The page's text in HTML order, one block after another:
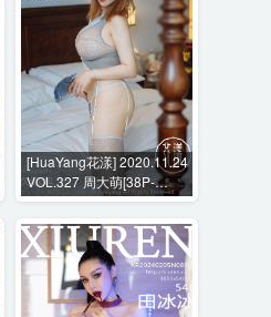
[HuaYang花漾] 2020.11.24
VOL.327 周大萌[38P-
427MB]